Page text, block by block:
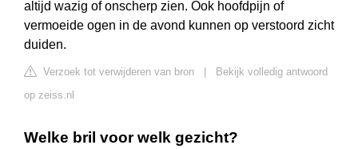
altijd wazig of onscherp zien. Ook hoofdpijn of
vermoeide ogen in de avond kunnen op verstoord zicht
duiden.
Verzoek tot verwijderen van bron
Bekijk volledig antwoord
op zeiss.nl
Welke bril voor welk gezicht?